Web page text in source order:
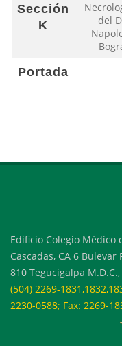
Sección
K
del
Portada
Edificio Colegio Médico
Cascadas, CA 6
810 Tegucigalpa
(504) 2269-
2230-0588; Fax: 2269-